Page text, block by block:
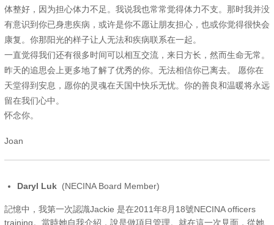
体整好，因为担心体力不足。我说我也常常觉得体力不支。那时我并没
有意识到你已身患疾病，或许是你不愿让朋友担心，也或你觉得很快会
康复。你那阳光的样子让人无法和疾病联系在一起。
一直觉得我们还有很多时间可以相互交流，来日方长，然而生命无常。
昨天的追思会上更多地了解了优秀的你。无法相信你已离去。 愿你在
天堂得到安息，愿你的灵魂在天国中快乐无忧。你的善良和温暖将永远
留在我们心中。
怀念你。
Joan
Daryl Luk (NECINA Board Member)
記憶中，我第一次認識Jackie 是在2011年8月18號NECINA officers
training。當時她自我介紹，說是做項目管理。就在這一次見面，從她